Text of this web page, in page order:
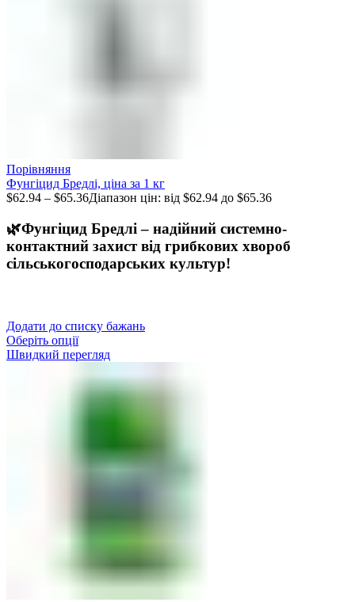
Порівняння
Фунгіцид Бредлі, ціна за 1 кг
$62.94 – $65.36Діапазон цін: від $62.94 до $65.36
🌿Фунгіцид Бредлі – надійний системно-
контактний захист від грибкових хвороб
сільськогосподарських культур!
Додати до списку бажань
Оберіть опції
Швидкий перегляд